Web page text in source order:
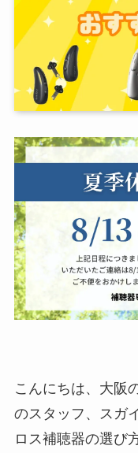
こんにちは、大阪
のスタッフ、スガ
ロス補聴器の選び